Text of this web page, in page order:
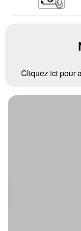
Cliquez ici pour